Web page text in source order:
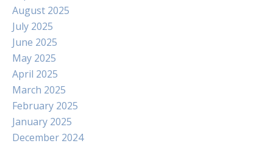
August 2025
July 2025
June 2025
May 2025
April 2025
March 2025
February 2025
January 2025
December 2024